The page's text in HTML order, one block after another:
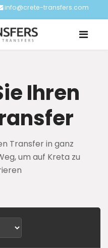
info@crete-transfers.com
Ihren
Transfer in ganz
um auf Kreta zu